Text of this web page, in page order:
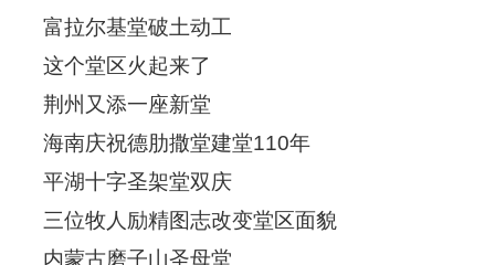
富拉尔基堂破土动工
这个堂区火起来了
荆州又添一座新堂
海南庆祝德肋撒堂建堂110年
平湖十字圣架堂双庆
三位牧人励精图志改变堂区面貌
内蒙古磨子山圣母堂